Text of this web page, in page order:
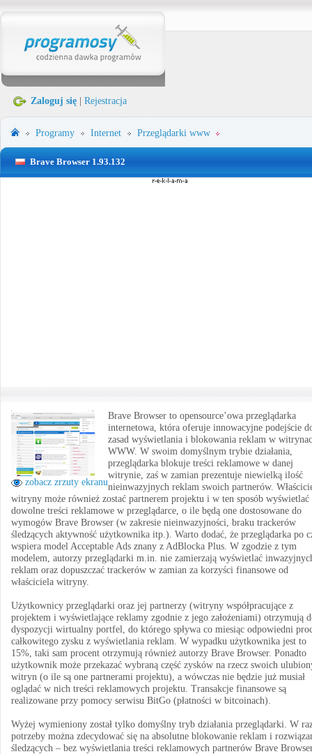
Zaloguj się Rejestracja
Programy Internet Przeglądarki www
Brave Browser 1.93.132
zobacz zrzuty ekranu
Brave Browser to opensource’owa przeglądarka
internetowa, która oferuje innowacyjne podejście
zasad wyświetlania i blokowania reklam w
WWW. W swoim domyślnym trybie działania,
przeglądarka blokuje treści reklamowe w danej
witrynie, zaś w zamian prezentuje niewielką ilość
nieinwazyjnych reklam swoich partnerów.
witryny może również zostać partnerem projektu i w ten sposób wyświetlać
dowolne treści reklamowe w przeglądarce, o ile będą one dostosowane do
wymogów Brave Browser (w zakresie nieinwazyjności, braku trackerów
śledzących aktywność użytkownika itp.). Warto dodać, że przeglądarka po
wspiera model Acceptable Ads znany z AdBlocka Plus. W zgodzie z tym
modelem, autorzy przeglądarki m.in. nie zamierzają wyświetlać
reklam oraz dopuszczać trackerów w zamian za korzyści finansowe od
właściciela witryny.
Użytkownicy przeglądarki oraz jej partnerzy (witryny współpracujące z
projektem i wyświetlające reklamy zgodnie z jego założeniami) otrzymują
dyspozycji wirtualny portfel, do którego spływa co miesiąc odpowiedni
całkowitego zysku z wyświetlania reklam. W wypadku użytkownika jest to
15%, taki sam procent otrzymują również autorzy Brave Browser. Ponadto
użytkownik może przekazać wybraną część zysków na rzecz swoich
witryn (o ile są one partnerami projektu), a wówczas nie będzie już musiał
oglądać w nich treści reklamowych projektu. Transakcje finansowe są
realizowane przy pomocy serwisu BitGo (płatności w bitcoinach).
Wyżej wymieniony został tylko domyślny tryb działania przeglądarki. W
potrzeby można zdecydować się na absolutne blokowanie reklam i
śledzących – bez wyświetlania treści reklamowych partnerów Brave